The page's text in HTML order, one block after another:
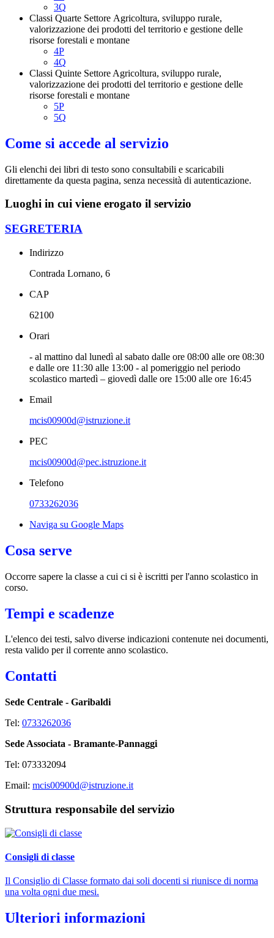
3Q
Classi Quarte Settore Agricoltura, sviluppo rurale,
valorizzazione dei prodotti del territorio e gestione delle
risorse forestali e montane
4P
4Q
Classi Quinte Settore Agricoltura, sviluppo rurale,
valorizzazione dei prodotti del territorio e gestione delle
risorse forestali e montane
5P
5Q
Come si accede al servizio
Gli elenchi dei libri di testo sono consultabili e scaricabili
direttamente da questa pagina, senza necessità di autenticazione.
Luoghi in cui viene erogato il servizio
SEGRETERIA
Indirizzo
Contrada Lornano, 6
CAP
62100
Orari
- al mattino dal lunedì al sabato dalle ore 08:00 alle ore 08:30
e dalle ore 11:30 alle 13:00 - al pomeriggio nel periodo
scolastico martedì – giovedì dalle ore 15:00 alle ore 16:45
Email
mcis00900d@istruzione.it
PEC
mcis00900d@pec.istruzione.it
Telefono
0733262036
Naviga su Google Maps
Cosa serve
Occorre sapere la classe a cui ci si è iscritti per l'anno scolastico in
corso.
Tempi e scadenze
L'elenco dei testi, salvo diverse indicazioni contenute nei documenti,
resta valido per il corrente anno scolastico.
Contatti
Sede Centrale - Garibaldi
Tel: 0733262036
Sede Associata - Bramante-Pannaggi
Tel: 073332094
Email: mcis00900d@istruzione.it
Struttura responsabile del servizio
Consigli di classe
Il Consiglio di Classe formato dai soli docenti si riunisce di norma
una volta ogni due mesi.
Ulteriori informazioni